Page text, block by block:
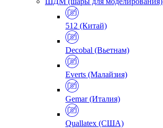
512 (Китай)
Decobal (Вьетнам)
Everts (Малайзия)
Gemar (Италия)
Quallatex (США)